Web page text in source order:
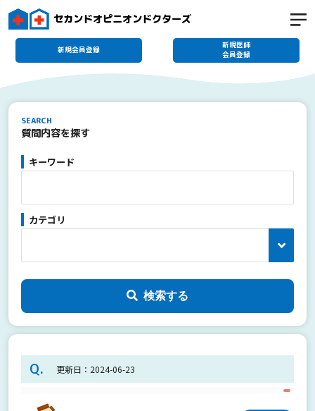
セカンドオピニオンドクターズ
新規会員登録
新規医師
会員登録
SEARCH
質問内容を探す
キーワード
カテゴリ
検索する
Q. 更新日：2024-06-23